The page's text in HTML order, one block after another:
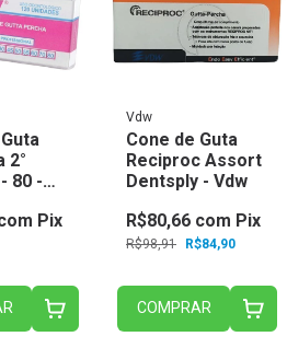
2°
80 -
Pix
Vdw
Cone de Guta
Reciproc Assort
Dentsply - Vdw
R$98,91 R$84,90
R$80,66 com Pix
COMPRAR